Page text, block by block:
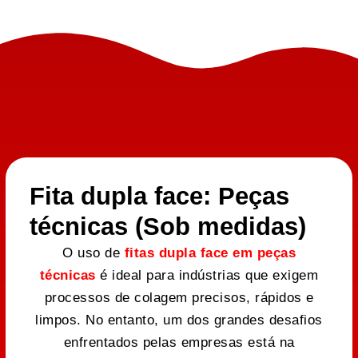
Fita dupla face: Peças
técnicas (Sob medidas)
O uso de fitas dupla face em peças
técnicas é ideal para indústrias que exigem
processos de colagem precisos, rápidos e
limpos. No entanto, um dos grandes desafios
enfrentados pelas empresas está na